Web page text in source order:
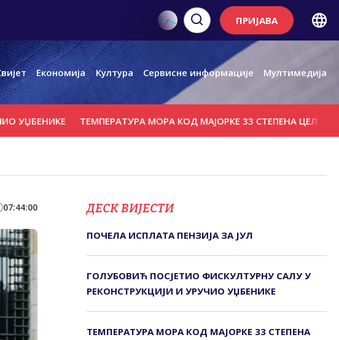
ПРИЈАВА
Економија Култура Сервисне информације Мултимедија
ТЕМПЕРАТУРА МОРА КОД МАЈОРКЕ 33 СТЕПЕНА ЦЕЛЗИЈУСОВА
07:44:00 ДЕСК ВИЈЕСТИ
ПОЧЕЛА ИСПЛАТА ПЕНЗИЈА ЗА ЈУЛ
ГОЛУБОВИЋ ПОСЈЕТИО ФИСКУЛТУРНУ САЛУ У
РЕКОНСТРУКЦИЈИ И УРУЧИО УЏБЕНИКЕ
ТЕМПЕРАТУРА МОРА КОД МАЈОРКЕ 33 СТЕПЕНА